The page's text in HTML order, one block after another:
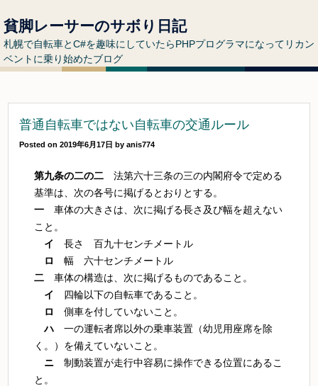
貧脚レーサーのサボり日記
札幌で自転車とC#を趣味にしていたらPHPプログラマになってリカン
ベントに乗り始めたブログ
普通自転車ではない自転車の交通ルール
Posted on 2019年6月17日 by anis774
第九条の二の二法第六十三条の三の内閣府令で定める
基準は、次の各号に掲げるとおりとする。
一車体の大きさは、次に掲げる長さ及び幅を超えない
こと。
イ
長さ 百九十センチメートル
ロ
幅 六十センチメートル
二車体の構造は、次に掲げるものであること。
イ
四輪以下の自転車であること。
ロ
側車を付していないこと。
ハ一の運転者席以外の乗車装置（幼児用座席を除
く。）を備えていないこと。
ニ 制動装置が走行中容易に操作できる位置にあるこ
と。